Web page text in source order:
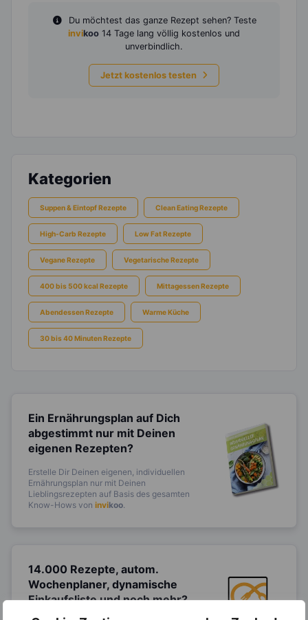
Du möchtest das ganze Rezept sehen? Teste
invikoo 14 Tage lang völlig kostenlos und
unverbindlich.
Jetzt kostenlos testen
Kategorien
Suppen & Eintopf Rezepte Clean Eating Rezepte
High-Carb Rezepte Low Fat Rezepte
Vegane Rezepte Vegetarische Rezepte
400 bis 500 kcal Rezepte Mittagessen Rezepte
Abendessen Rezepte Warme Küche
30 bis 40 Minuten Rezepte
Ein Ernährungsplan auf Dich
abgestimmt nur mit Deinen
eigenen Rezepten?
Erstelle Dir Deinen eigenen, individuellen
Ernährungsplan nur mit Deinen
Lieblingsrezepten auf Basis des gesamten
Know-Hows von invikoo
14.000 Rezepte, autom.
Wochenplaner, dynamische
Einkaufsliste und noch mehr?